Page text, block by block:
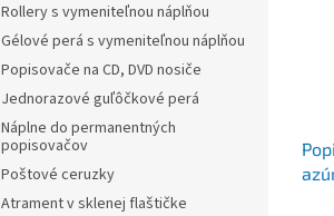
Rollery s vymeniteľnou náplňou
Gélové perá s vymeniteľnou náplňou
Popisovače na CD, DVD nosiče
Jednorazové guľôčkové perá
Náplne do permanentných
popisovačov
Poštové ceruzky
Atrament v sklenej flaštičke